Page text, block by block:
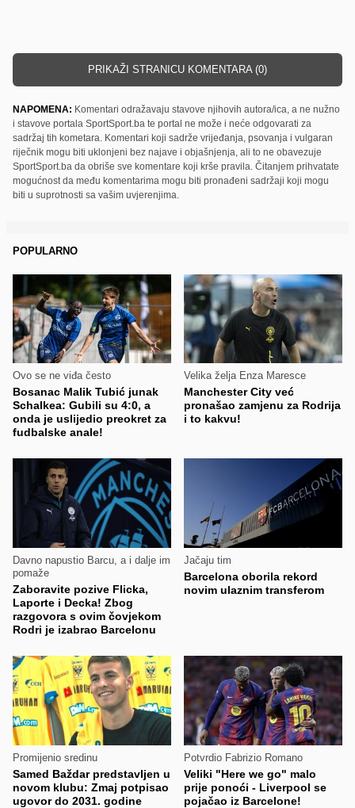
PRIKAŽI STRANICU KOMENTARA (0)
NAPOMENA: Komentari odražavaju stavove njihovih autora/ica, a ne nužno
i stavove portala SportSport.ba te portal ne može i neće odgovarati za
sadržaj tih kometara. Komentari koji sadrže vrijeđanja, psovanja i vulgaran
riječnik mogu biti uklonjeni bez najave i objašnjenja, ali to ne obavezuje
SportSport.ba da obriše sve komentare koji krše pravila. Čitanjem prihvatate
mogućnost da među komentarima mogu biti pronađeni sadržaji koji mogu
biti u suprotnosti sa vašim uvjerenjima.
POPULARNO
Ovo se ne viđa često
Bosanac Malik Tubić junak
Schalkea: Gubili su 4:0, a
onda je uslijedio preokret za
fudbalske anale!
Velika želja Enza Maresce
Manchester City već
pronašao zamjenu za Rodrija
i to kakvu!
Davno napustio Barcu, a i dalje im
pomaže
Zaboravite pozive Flicka,
Laporte i Decka! Zbog
razgovora s ovim čovjekom
Rodri je izabrao Barcelonu
Jačaju tim
Barcelona oborila rekord
novim ulaznim transferom
Promijenio sredinu
Samed Baždar predstavljen u
novom klubu: Zmaj potpisao
ugovor do 2031. godine
Potvrdio Fabrizio Romano
Veliki "Here we go" malo
prije ponoći - Liverpool se
pojačao iz Barcelone!